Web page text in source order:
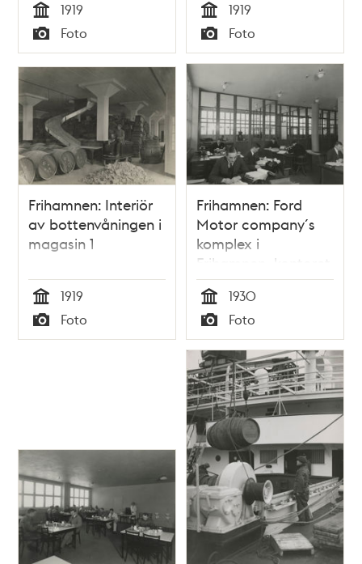
Tid
1919
Typ
Foto Tid
1919
Typ
Foto
Frihamnen: Interiör
av bottenvåningen i
magasin 1
Tid
1919
Typ
Foto
Frihamnen: Ford
Motor company´s
komplex i
Frihamnen, kontoret
Tid
1930
Typ
Foto